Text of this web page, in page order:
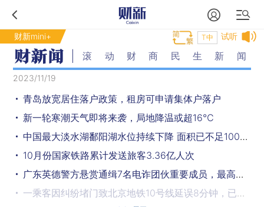
财新mini+ 试听
T中
滚动财商民生新闻
2023/11/19
青岛放宽居住落户政策，租房可申请集体户落户
新一轮寒潮天气即将来袭，局地降温或超16℃
中国最大淡水湖鄱阳湖水位持续下降 面积已不足1000平方公里
10月份国家铁路累计发送旅客3.36亿人次
广东英德警方悬赏通缉7名电诈团伙重要成员，最高奖励30万元
一乘客因纠纷堵门致北京地铁10号线延误8分钟，已被行拘